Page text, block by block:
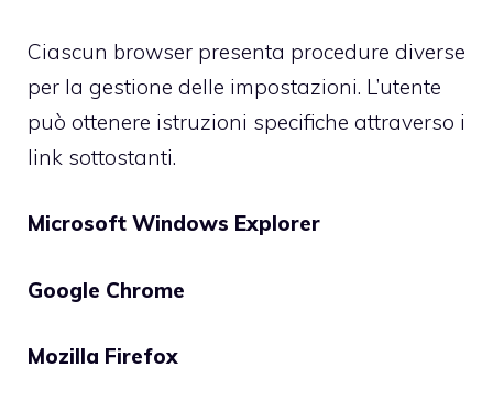
Ciascun browser presenta procedure diverse
per la gestione delle impostazioni. L’utente
può ottenere istruzioni specifiche attraverso i
link sottostanti.
Microsoft Windows Explorer
Google Chrome
Mozilla Firefox